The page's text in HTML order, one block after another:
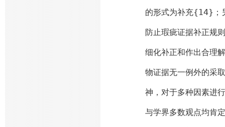
的形式为补充{14}；
防止瑕疵证据补正规
细化补正和作出合理
物证据无一例外的采
神，对于多种因素进
与学界多数观点均肯